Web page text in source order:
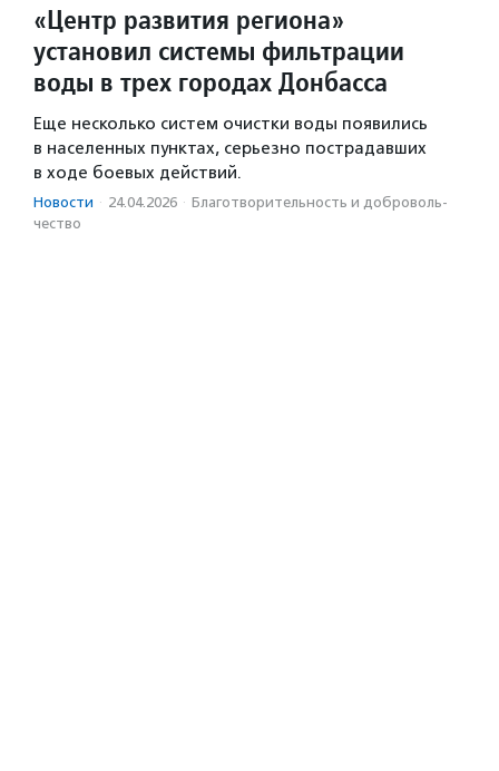
«Центр развития региона»
установил системы фильтрации
воды в трех городах Донбасса
Еще несколько систем очистки воды появились
в населенных пунктах, серьезно пострадавших
в ходе боевых действий.
Новости · 24.04.2026 · Благотвори­тель­ность и доброволь­
чест­во